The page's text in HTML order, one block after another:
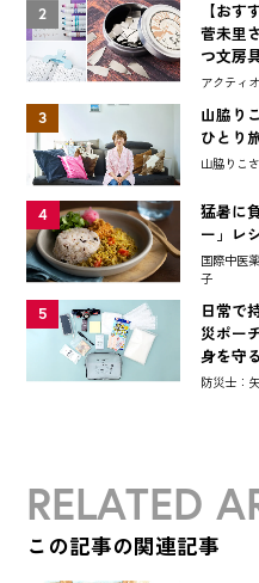
2
【おす
菅未里
つ文房具
アクティ
3
山脇り
ひとり
山脇りこ
4
猛暑に
ー」レ
国際中医
子
5
日常で
災ポー
身を守
防災士：
RELATED
この記事の関連記事